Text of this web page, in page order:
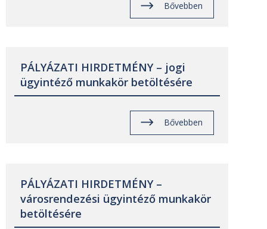
Bővebben
PÁLYÁZATI HIRDETMÉNY – jogi
ügyintéző munkakör betöltésére
Bővebben
PÁLYÁZATI HIRDETMÉNY –
városrendezési ügyintéző munkakör
betöltésére